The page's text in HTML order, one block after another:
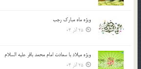
ویژه ماه مبارک رجب
25 آذر 04
ویژه میلاد با سعادت امام محمد باقر علیه السلام
25 آذر 04